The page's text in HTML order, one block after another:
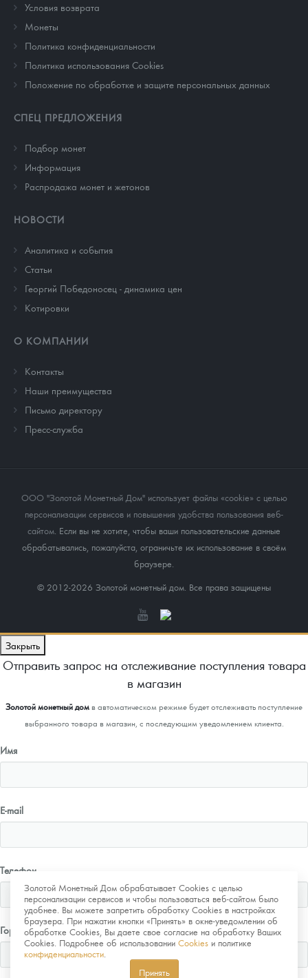
Условия возврата
Монеты
Политика конфиденциальности
Политика использования Cookies
Положение по обработке и защите персональных данных
СПЕЦ ПРЕДЛОЖЕНИЯ
Подбор монет
Информация
Распродажа монет и жетонов
НОВОСТИ
Аналитика и события
Cтатьи
Георгий Победоносец - динамика цен
Котировки
О КОМПАНИИ
Контакты
Наши преимущества
Письмо директору
Пресс-служба
ООО "Золотой Монетный Дом" использует файлы «cookie» с целью
персонализации сервисов и повышения удобства пользования веб-
сайтом. Если вы не хотите, чтобы ваши пользовательские данные
обрабатывались, пожалуйста, ограничьте их использование в своём
браузере.
© 2012-2026 Золотой монетный дом. Все права защищены
Золотой Монетный Дом обрабатывает Cookies с целью
персонализации сервисов и чтобы пользоваться веб-сайтом было
удобнее. Вы можете запретить обработку Cookies в настройках
браузера. При нажатии кнопки «Принять» в окне-уведомлении об
обработке Cookies, Вы даете свое согласие на обработку Ваших
Cookies. Подробнее об использовании Cookies и политике
конфиденциальности
Принять
Закрыть
Отправить запрос на отслеживание поступления товара
в магазин
Золотой монетный домв автоматическом режиме будет отслеживать поступление
выбранного товара в магазин, с последующим уведомлением клиента.
Имя
E-mail
Телефон
Город